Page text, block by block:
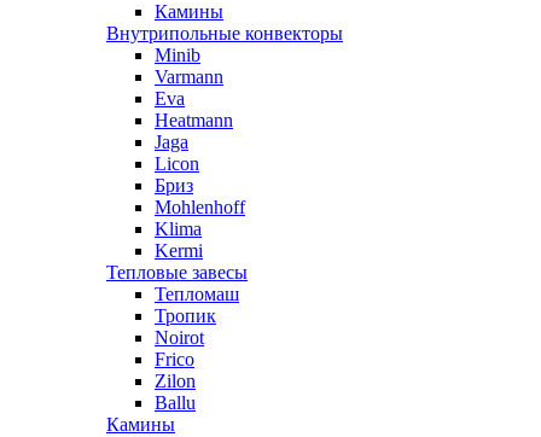
Камины
Внутрипольные конвекторы
Minib
Varmann
Eva
Heatmann
Jaga
Licon
Бриз
Mohlenhoff
Klima
Kermi
Тепловые завесы
Тепломаш
Тропик
Noirot
Frico
Zilon
Ballu
Камины